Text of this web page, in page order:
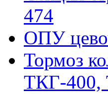
474
ОПУ
Тормоз
ТКГ-400,